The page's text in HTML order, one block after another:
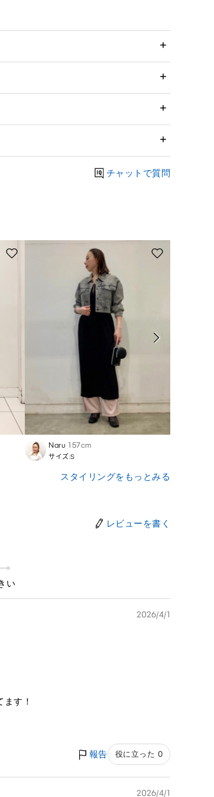
チャットで質問
Naru 157cm
サイズ:S
スタイリングをもっとみる
レビューを書く
い
2026/4/1
す！
報告 役に立った 0
2026/4/1